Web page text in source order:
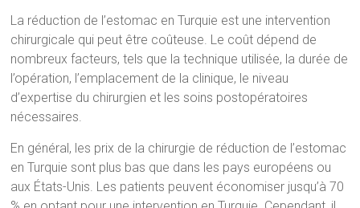
La réduction de l’estomac en Turquie est une intervention
chirurgicale qui peut être coûteuse. Le coût dépend de
nombreux facteurs, tels que la technique utilisée, la durée de
l’opération, l’emplacement de la clinique, le niveau
d’expertise du chirurgien et les soins postopératoires
nécessaires.
En général, les prix de la chirurgie de réduction de l’estomac
en Turquie sont plus bas que dans les pays européens ou
aux États-Unis. Les patients peuvent économiser jusqu’à 70